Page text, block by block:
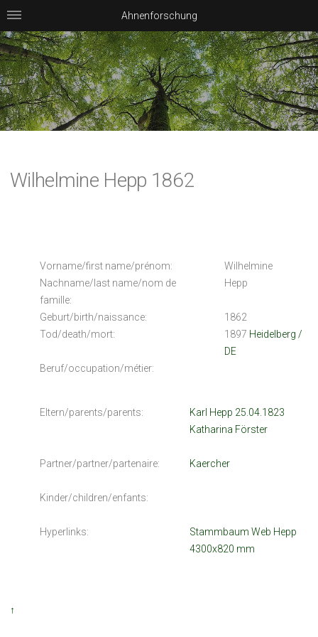
Wilhelmine Hepp 1862
Vorname/first name/prénom:
Wilhelmine
Nachname/last name/nom de
famille:
Hepp
Geburt/birth/naissance:
1862
Tod/death/mort:
1897 Heidelberg /
DE
Beruf/occupation/métier:
Eltern/parents/parents:
Karl Hepp 25.04.1823
Katharina Förster
Partner/partner/partenaire: Kaercher
Kinder/children/enfants:
Hyperlinks:
Stammbaum Web Hepp
4300x820 mm
↑
Ahnenforschung